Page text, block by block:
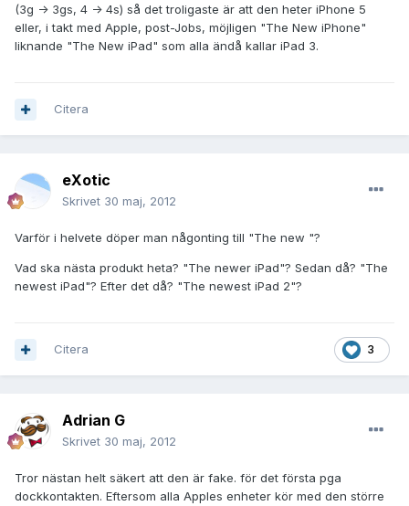
(3g -> 3gs, 4 -> 4s) så det troligaste är att den heter iPhone 5
eller, i takt med Apple, post-Jobs, möjligen "The New iPhone"
liknande "The New iPad" som alla ändå kallar iPad 3.
Citera
eXotic
Skrivet 30 maj, 2012
Varför i helvete döper man någonting till "The new "?
Vad ska nästa produkt heta? "The newer iPad"? Sedan då? "The
newest iPad"? Efter det då? "The newest iPad 2"?
3
Citera
Adrian G
Skrivet 30 maj, 2012
Tror nästan helt säkert att den är fake. för det första pga
dockkontakten. Eftersom alla Apples enheter kör med den större